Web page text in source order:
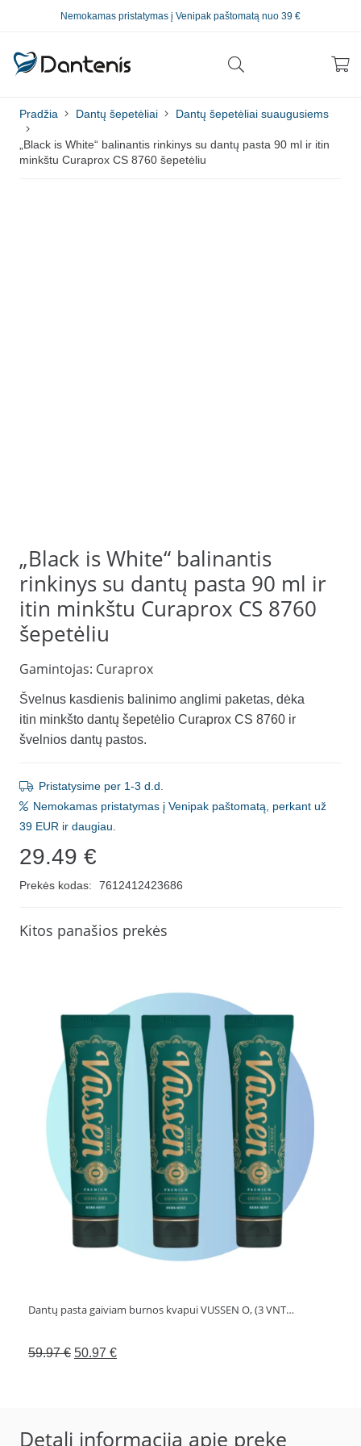
Nemokamas pristatymas į Venipak paštomatą nuo 39 €
Pradžia Dantų šepetėliai Dantų šepetėliai suaugusiems
„Black is White“ balinantis rinkinys su dantų pasta 90 ml ir itin
minkštu Curaprox CS 8760 šepetėliu
„Black is White“ balinantis
rinkinys su dantų pasta 90 ml ir
itin minkštu Curaprox CS 8760
šepetėliu
Gamintojas: Curaprox
Švelnus kasdienis balinimo anglimi paketas, dėka
itin minkšto dantų šepetėlio Curaprox CS 8760 ir
švelnios dantų pastos.
Pristatysime per 1-3 d.d.
Nemokamas pristatymas į Venipak paštomatą, perkant už
39 EUR ir daugiau.
29.49 €
Prekės kodas: 7612412423686
Kitos panašios prekės
Dantų pasta gaiviam burnos kvapui VUSSEN O, (3 VNT…
59.97€ Original
50.97 €Current
Detali informacija apie prekę